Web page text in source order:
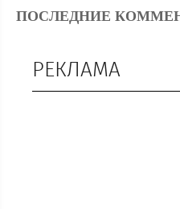
ПОСЛЕДНИЕ
РЕКЛАМА